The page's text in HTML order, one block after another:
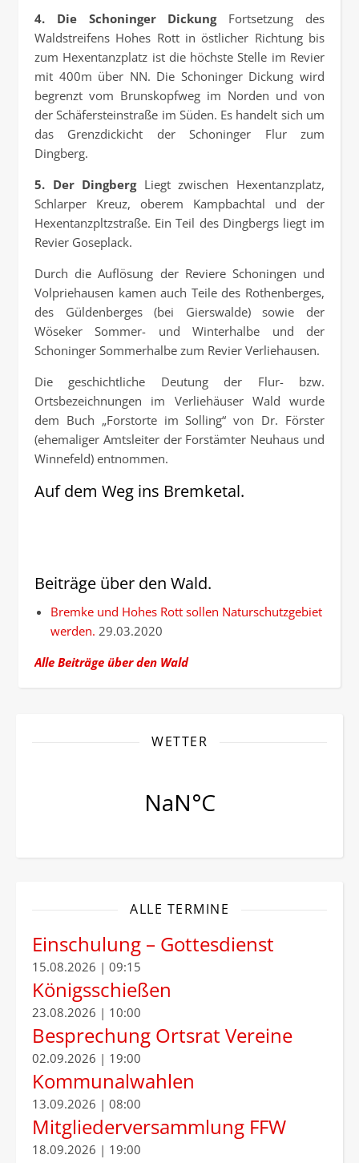
4. Die Schoninger DickungFortsetzung des
Waldstreifens Hohes Rott in östlicher Richtung bis
zum Hexentanzplatz ist die höchste Stelle im Revier
mit 400m über NN. Die Schoninger Dickung wird
begrenzt vom Brunskopfweg im Norden und von
der Schäfersteinstraße im Süden. Es handelt sich um
das Grenzdickicht der Schoninger Flur zum
Dingberg.
5. Der DingbergLiegt zwischen Hexentanzplatz,
Schlarper Kreuz, oberem Kampbachtal und der
Hexentanzpltzstraße. Ein Teil des Dingbergs liegt im
Revier Goseplack.
Durch die Auflösung der Reviere Schoningen und
Volpriehausen kamen auch Teile des Rothenberges,
des Güldenberges (bei Gierswalde) sowie der
Wöseker Sommer- und Winterhalbe und der
Schoninger Sommerhalbe zum Revier Verliehausen.
Die geschichtliche Deutung der Flur- bzw.
Ortsbezeichnungen im Verliehäuser Wald wurde
dem Buch „Forstorte im Solling“ von Dr. Förster
(ehemaliger Amtsleiter der Forstämter Neuhaus und
Winnefeld) entnommen.
Auf dem Weg ins Bremketal.
Beiträge über den Wald.
Bremke und Hohes Rott sollen Naturschutzgebiet
werden. 29.03.2020
Alle Beiträge über den Wald
WETTER
ALLE TERMINE
Einschulung – Gottesdienst
15.08.2026 | 09:15
Königsschießen
23.08.2026 | 10:00
Besprechung Ortsrat Vereine
02.09.2026 | 19:00
Kommunalwahlen
13.09.2026 | 08:00
Mitgliederversammlung FFW
18.09.2026 | 19:00